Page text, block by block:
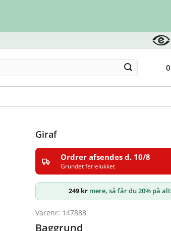
0
Giraf
Ordrer afsendes d. 10/8
Grundet ferielukket
249 krmere, så får du 20% på alt
Varenr: 147888
Baggrund